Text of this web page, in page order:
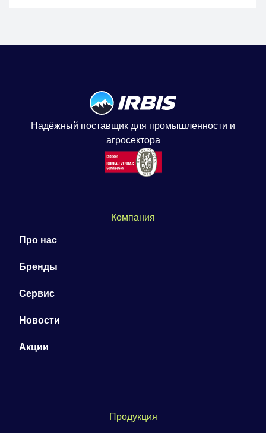
Надёжный поставщик для промышленности и
агросектора
Компания
Про нас
Бренды
Сервис
Новости
Акции
Продукция